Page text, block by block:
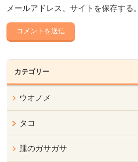
メールアドレス、サイトを保存する。
カテゴリー
ウオノメ
タコ
踵のガサガサ